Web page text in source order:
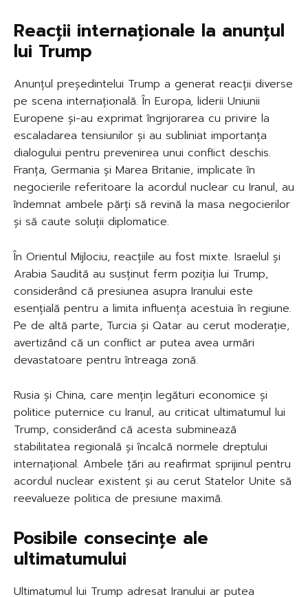
Reacții internaționale la anunțul
lui Trump
Anunțul președintelui Trump a generat reacții diverse
pe scena internațională. În Europa, liderii Uniunii
Europene și-au exprimat îngrijorarea cu privire la
escaladarea tensiunilor și au subliniat importanța
dialogului pentru prevenirea unui conflict deschis.
Franța, Germania și Marea Britanie, implicate în
negocierile referitoare la acordul nuclear cu Iranul, au
îndemnat ambele părți să revină la masa negocierilor
și să caute soluții diplomatice.
În Orientul Mijlociu, reacțiile au fost mixte. Israelul și
Arabia Saudită au susținut ferm poziția lui Trump,
considerând că presiunea asupra Iranului este
esențială pentru a limita influența acestuia în regiune.
Pe de altă parte, Turcia și Qatar au cerut moderație,
avertizând că un conflict ar putea avea urmări
devastatoare pentru întreaga zonă.
Rusia și China, care mențin legături economice și
politice puternice cu Iranul, au criticat ultimatumul lui
Trump, considerând că acesta subminează
stabilitatea regională și încalcă normele dreptului
internațional. Ambele țări au reafirmat sprijinul pentru
acordul nuclear existent și au cerut Statelor Unite să
reevalueze politica de presiune maximă.
Posibile consecințe ale
ultimatumului
Ultimatumul lui Trump adresat Iranului ar putea